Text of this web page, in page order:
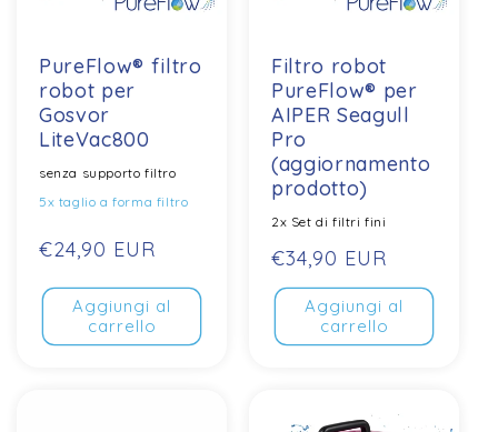
PureFlow® filtro
robot per
Gosvor
LiteVac800
senza supporto filtro
5x taglio a forma filtro
Prezzo
€24,90 EUR
Aggiungi al
carrello
Filtro robot
PureFlow® per
AIPER Seagull
Pro
(aggiornamento
prodotto)
2x Set di filtri fini
Prezzo
normale
€34,90 EUR
Aggiungi al
carrello